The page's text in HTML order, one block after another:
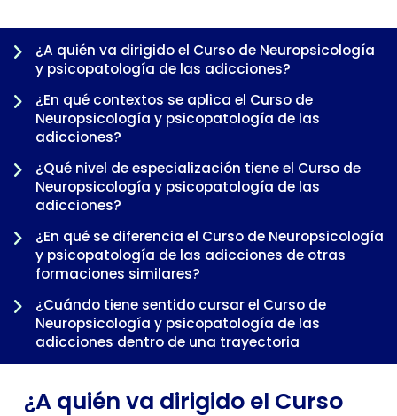
¿A quién va dirigido el Curso de Neuropsicología
y psicopatología de las adicciones?
¿En qué contextos se aplica el Curso de
Neuropsicología y psicopatología de las
adicciones?
¿Qué nivel de especialización tiene el Curso de
Neuropsicología y psicopatología de las
adicciones?
¿En qué se diferencia el Curso de Neuropsicología
y psicopatología de las adicciones de otras
formaciones similares?
¿Cuándo tiene sentido cursar el Curso de
Neuropsicología y psicopatología de las
adicciones dentro de una trayectoria
profesional?
¿A quién va dirigido el Curso